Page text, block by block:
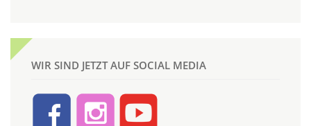
WIR SIND JETZT AUF SOCIAL MEDIA